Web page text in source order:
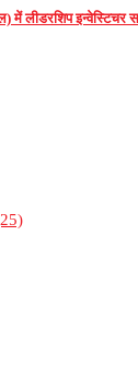
लीडरशिप इन्वेस्टिचर